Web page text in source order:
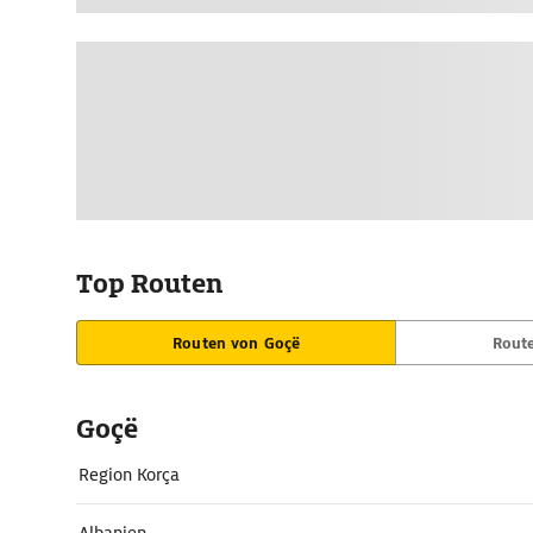
Top Routen
Routen von Goçë
Goçë
Region Korça